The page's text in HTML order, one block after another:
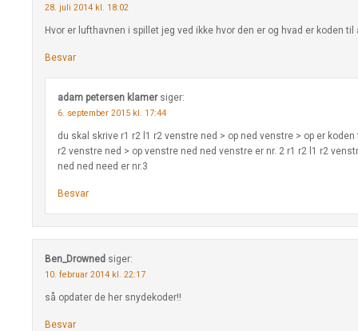
28. juli 2014 kl. 18:02
Hvor er lufthavnen i spillet jeg ved ikke hvor den er og hvad er koden til
Besvar
adam petersen klamer siger:
6. september 2015 kl. 17:44
du skal skrive r1 r2 l1 r2 venstre ned > op ned venstre > op er koden
r2 venstre ned > op venstre ned ned venstre er nr. 2 r1 r2 l1 r2
ned ned need er nr.3
Besvar
Ben_Drowned siger:
10. februar 2014 kl. 22:17
så opdater de her snydekoder!!
Besvar